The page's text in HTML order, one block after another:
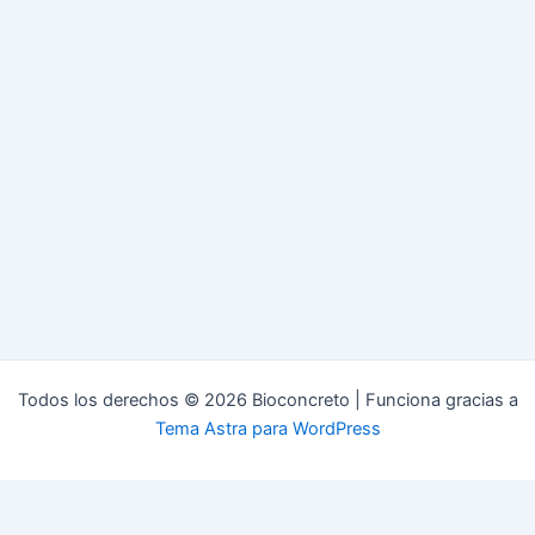
Todos los derechos © 2026 Bioconcreto | Funciona gracias a
Tema Astra para WordPress